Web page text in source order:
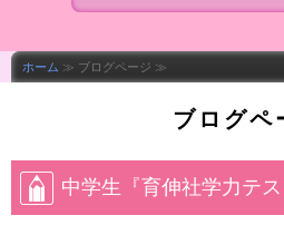
ホーム ≫ ブログページ ≫
ブログペ
中学生『育伸社学力テス